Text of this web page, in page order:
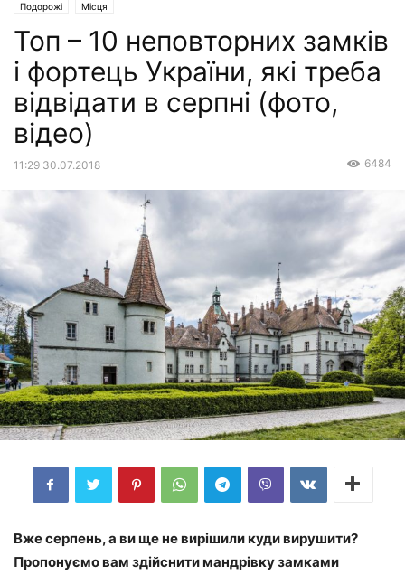
Подорожі Місця
Топ – 10 неповторних замків
і фортець України, які треба
відвідати в серпні (фото,
відео)
11:29 30.07.2018 6484
Вже серпень, а ви ще не вирішили куди вирушити?
Пропонуємо вам здійснити мандрівку замками